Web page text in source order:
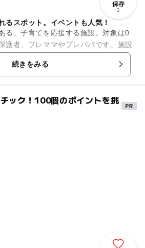
保存
2
るスポット。イベントも人気！
る、子育てを応援する施設。対象は0
護者、プレママやプレパパです。施設
絵本がたくさん用意され、子どもが自
いま...
続きをみる
ック！100個のポイントを挑